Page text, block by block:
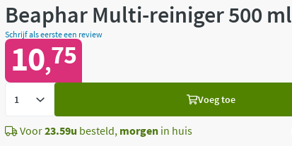
Beaphar Multi-reiniger 500 ml
Schrijf als eerste een review
10,75
Voeg toe
Voor23.59u besteld, morgen in huis